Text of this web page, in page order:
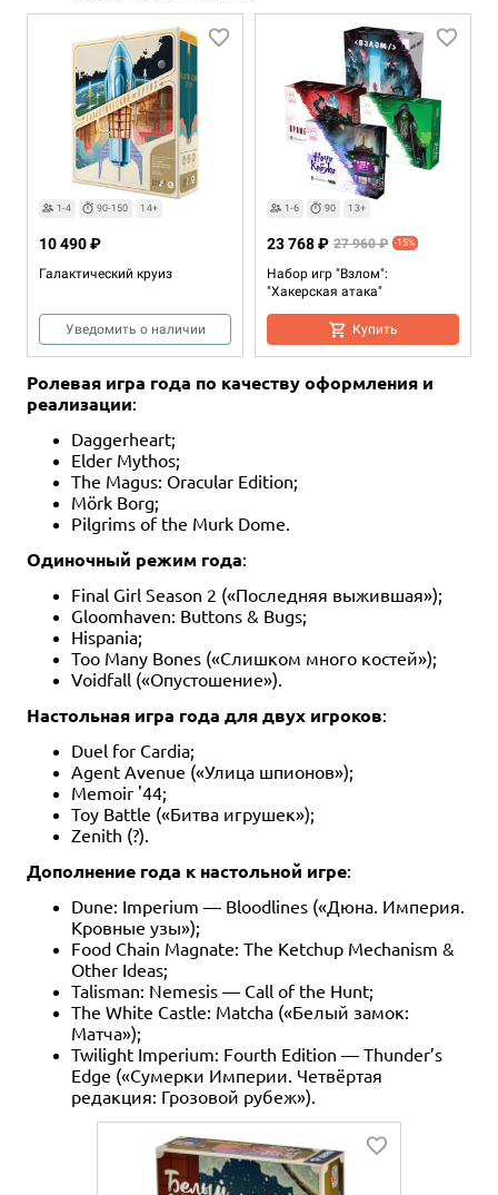
1-4 90-150 14+
Галактический круиз
10 490 ₽
Уведомить о наличии
1-6 90 13+
Набор игр "Взлом":
"Хакерская атака"
23 768 ₽ 27 960 ₽ -15%
Купить
13+
Взлом
2 отзыва
12 990 ₽
Купить
Ролевая игра года по качеству оформления и
реализации:
Daggerheart;
Elder Mythos;
The Magus: Oracular Edition;
Mörk Borg;
Pilgrims of the Murk Dome.
Одиночный режим года:
Final Girl Season 2 («Последняя выжившая»);
Gloomhaven: Buttons & Bugs;
Hispania;
Too Many Bones («Слишком много костей»);
Voidfall («Опустошение»).
Настольная игра года для двух игроков:
Duel for Cardia;
Agent Avenue («Улица шпионов»);
Memoir '44;
Toy Battle («Битва игрушек»);
Zenith (?).
Дополнение года к настольной игре:
Dune: Imperium — Bloodlines («Дюна. Империя.
Кровные узы»);
Food Chain Magnate: The Ketchup Mechanism &
Other Ideas;
Talisman: Nemesis — Call of the Hunt;
The White Castle: Matcha («Белый замок:
Матча»);
Twilight Imperium: Fourth Edition — Thunder’s
Edge («Сумерки Империи. Четвёртая
редакция: Грозовой рубеж»).